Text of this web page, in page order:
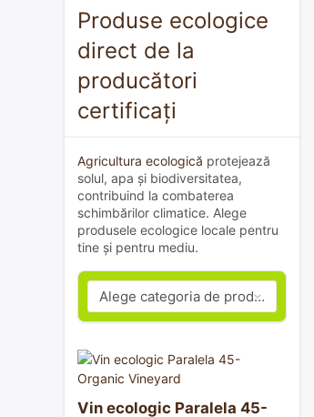
Produse ecologice
direct de la
producători
certificați
Agricultura ecologică protejează
solul, apa și biodiversitatea,
contribuind la combaterea
schimbărilor climatice. Alege
produsele ecologice locale pentru
tine și pentru mediu.
Vin ecologic Paralela 45-